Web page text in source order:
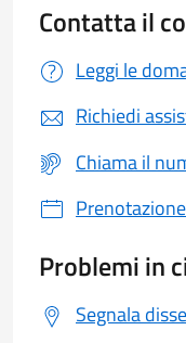
Contatta il
Leggi le
Richiedi
Chiama il
Problemi in
Segnala